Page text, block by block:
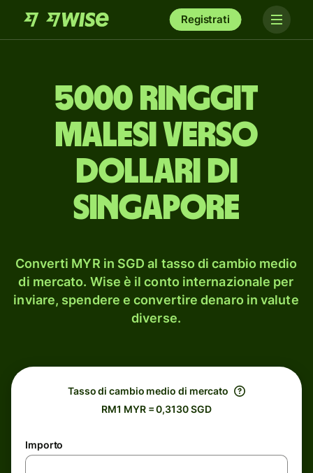
Registrati
5000 ringgit
malesi verso
dollari di
Singapore
Converti MYR in SGD al tasso di cambio medio
di mercato. Wise è il conto internazionale per
inviare, spendere e convertire denaro in valute
diverse.
Tasso di cambio medio di mercato
RM1 MYR = 0,3130 SGD
Importo